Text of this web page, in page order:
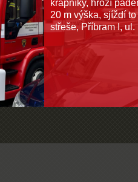
krápníky, hrozí
20 m výška, sjíždí
střeše, Příbram I,